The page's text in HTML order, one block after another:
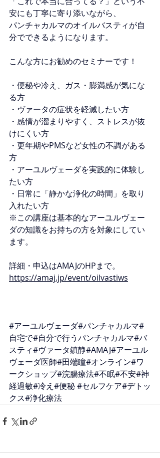
安にも丁寧に寄り添いながら、
パンチャカルマのオイルバスティが自
分でできるようになります。
こんな方にお勧めのセミナーです！
・便秘や冷え、ガス・膨満感が気にな
る方
・ヴァータの症状を軽減したい方
・感情が溜まりやすく、ストレスが抜
けにくい方
・更年期やPMSなど女性の不調がある
方
・アーユルヴェーダを実践的に体験し
たい方
・日常に「静かな浄化の時間」を取り
入れたい方
※この講座は基本的なアーユルヴェー
ダの知識をお持ちの方を対象にしてい
ます。
詳細・申込はAMAJのHPまで。
https://amaj.jp/event/oilvastiws
#アーユルヴェーダ#パンチャカルマ#
自宅で#自分で行うパンチャカルマ#バ
スティ#ヴァータ鎮静#AMAJ#アーユル
ヴェーダ医師#田端瞳#オンライン#ワ
ークショップ#浣腸療法#不眠#不安#神
経過敏#冷え#便秘 #セルフケア#デトッ
クス#浄化療法